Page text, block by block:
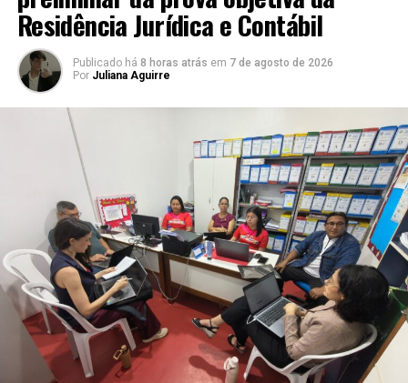
Residência Jurídica e Contábil
Publicado há 8 horas atrás em 7 de agosto de 2026
Por Juliana Aguirre